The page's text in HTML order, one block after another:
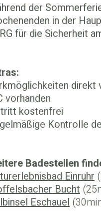
der
in der
für die Sicherheit
direkt
vorhanden
kostenfrei
Kontrolle
Badestellen
Einruhr
Bucht
Eschauel